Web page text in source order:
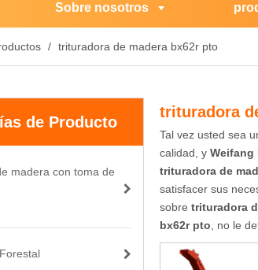
Sobre nosotros
/ trituradora de madera bx62r pto
de Producto
madera con toma de
trituradora
Tal vez usted sea
calidad, y Weifang
trituradora de
satisfacer sus
sobre trituradora
bx62r pto , no le